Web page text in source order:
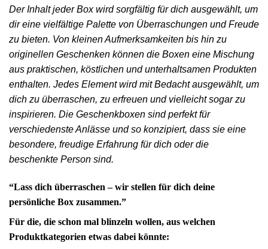
Der Inhalt jeder Box wird sorgfältig für dich ausgewählt, um
dir eine vielfältige Palette von Überraschungen und Freude
zu bieten. Von kleinen Aufmerksamkeiten bis hin zu
originellen Geschenken können die Boxen eine Mischung
aus praktischen, köstlichen und unterhaltsamen Produkten
enthalten. Jedes Element wird mit Bedacht ausgewählt, um
dich zu überraschen, zu erfreuen und vielleicht sogar zu
inspirieren. Die Geschenkboxen sind perfekt für
verschiedenste Anlässe und so konzipiert, dass sie eine
besondere, freudige Erfahrung für dich oder die
beschenkte Person sind.
“Lass dich überraschen – wir stellen für dich deine
persönliche Box zusammen.”
Für die, die schon mal blinzeln wollen, aus welchen
Produktkategorien etwas dabei könnte: